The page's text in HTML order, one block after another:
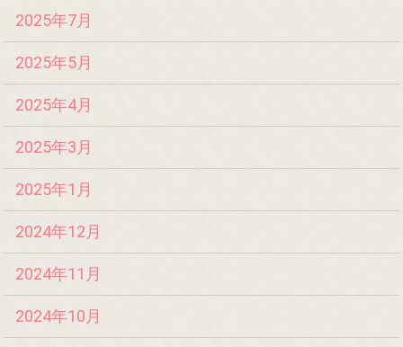
2025年7月
2025年5月
2025年4月
2025年3月
2025年1月
2024年12月
2024年11月
2024年10月